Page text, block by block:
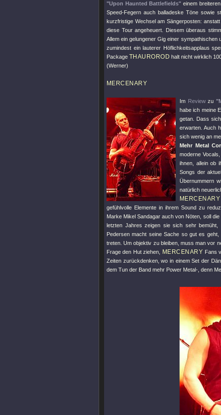
"Upon Haunted Battlefields" einem
Speed-Fegern auch balladeske Töne sowie
kurzfristige Wechsel am Sängerposten:
diese Tour angeheuert. Diesem überaus
Allem ein gelungener Gig einer
zumindest ein lauterer Höflichkeitsapplaus
Package THAUROROD halt nicht wirklich
(Werner)
MERCENARY
Im Reviewzu
habe ich meine
getan. Dass
erwarten. Auch
sich wenig an
Mehr Metal
moderne
ihnen, allein ob
Songs der
Übernummern
natürlich
MERCENARY
gefühlvolle Elemente in ihrem Sound zu
Marke Mikel Sandagar auch von Nöten, soll
letzten Jahres zeigen sie sich sehr
Pedersen macht seine Sache so gut es
treten. Um objektiv zu bleiben, muss man vor
Frage den Hut ziehen,
MERCENARY Fans
Zeiten zurückdenken, wo in einem Set der
dem Tun der Band mehr Power Metal-, denn